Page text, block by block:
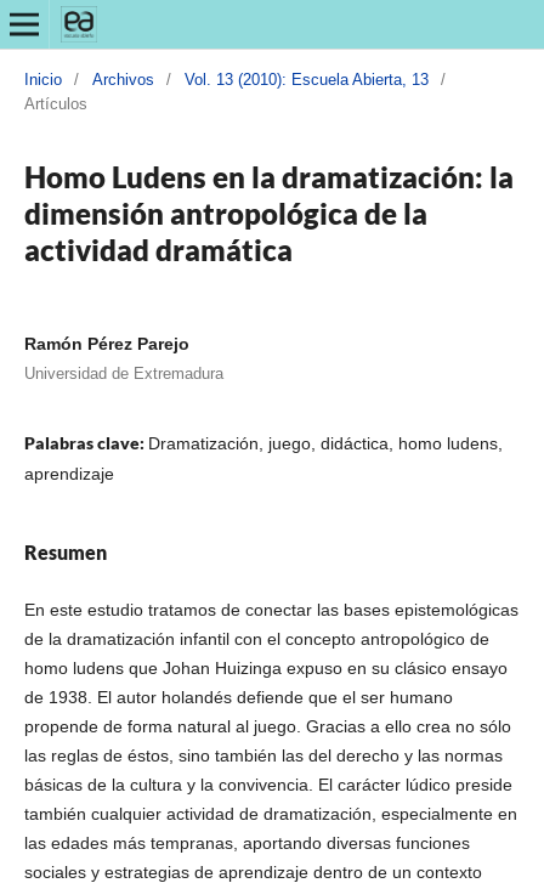
Inicio / Archivos / Vol. 13 (2010): Escuela Abierta, 13
/
Artículos
Homo Ludens en la dramatización: la
dimensión antropológica de la
actividad dramática
Ramón Pérez Parejo
Universidad de Extremadura
Palabras clave: Dramatización, juego, didáctica, homo ludens,
aprendizaje
Resumen
En este estudio tratamos de conectar las bases epistemológicas
de la dramatización infantil con el concepto antropológico de
homo ludens que Johan Huizinga expuso en su clásico ensayo
de 1938. El autor holandés defiende que el ser humano
propende de forma natural al juego. Gracias a ello crea no sólo
las reglas de éstos, sino también las del derecho y las normas
básicas de la cultura y la convivencia. El carácter lúdico preside
también cualquier actividad de dramatización, especialmente en
las edades más tempranas, aportando diversas funciones
sociales y estrategias de aprendizaje dentro de un contexto